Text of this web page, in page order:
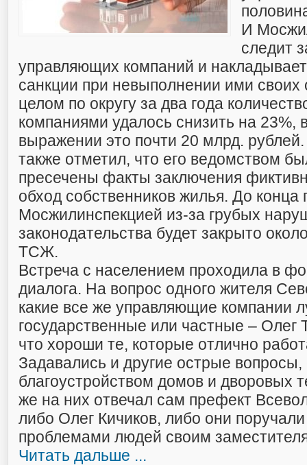
И
следит
управляющих компаний и
санкции при невыполнении ими своих
целом по округу за два года
компаниями удалось снизить на 23%,
выражении это почти 20 млрд.
также отметил, что его ведомством
пресечены факты заключения
обход собственников жилья. До конца
Мосжилинспекцией из-за грубых
законодательства будет закрыто
ТСЖ.
Встреча с населением проходила в
диалога. На вопрос одного жителя
какие все же управляющие компании
государственные или частные – Олег
что хороши те, которые отлично
Задавались и другие острые
благоустройством домов и дворовых
же на них отвечал сам префект
либо Олег Кичиков, либо они
проблемами людей своим
Читать дальше ...